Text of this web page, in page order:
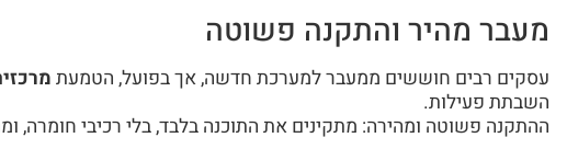
מעבר מהיר והתקנה פשוטה
עסקים רבים חוששים ממעבר למערכת חדשה, אך בפועל, הטמעת
השבתת פעילות.
ההתקנה פשוטה ומהירה: מתקינים את התוכנה בלבד, בלי רכיבי חומרה,